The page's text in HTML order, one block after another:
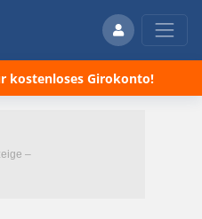
kostenloses Girokonto!